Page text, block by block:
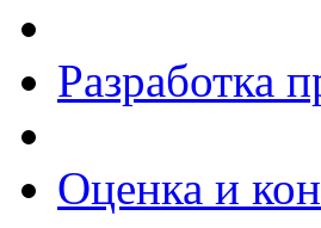
Разработка
Оценка и